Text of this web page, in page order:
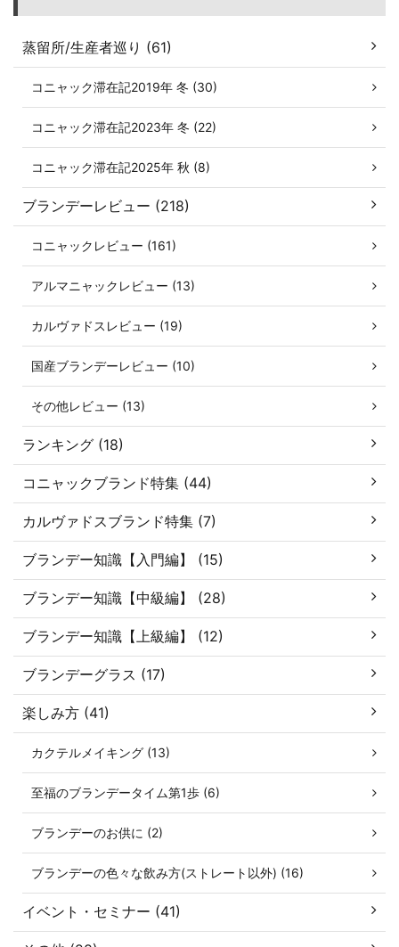
蒸留所/生産者巡り (61)
コニャック滞在記2019年 冬 (30)
コニャック滞在記2023年 冬 (22)
コニャック滞在記2025年 秋 (8)
ブランデーレビュー (218)
コニャックレビュー (161)
アルマニャックレビュー (13)
カルヴァドスレビュー (19)
国産ブランデーレビュー (10)
その他レビュー (13)
ランキング (18)
コニャックブランド特集 (44)
カルヴァドスブランド特集 (7)
ブランデー知識【入門編】 (15)
ブランデー知識【中級編】 (28)
ブランデー知識【上級編】 (12)
ブランデーグラス (17)
楽しみ方 (41)
カクテルメイキング (13)
至福のブランデータイム第1歩 (6)
ブランデーのお供に (2)
ブランデーの色々な飲み方(ストレート以外) (16)
イベント・セミナー (41)